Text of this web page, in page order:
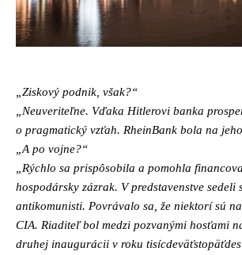
„Ziskový podnik, však?“
„Neuveriteľne. Vďaka Hitlerovi banka
o pragmatický vzťah. RheinBank bola na
„A po vojne?“
„Rýchlo sa prispôsobila a pomohla
hospodársky zázrak. V predstavenstve sedeli
antikomunisti. Povrávalo sa, že niektorí sú
CIA. Riaditeľ bol medzi pozvanými hosťami
druhej inaugurácii v roku